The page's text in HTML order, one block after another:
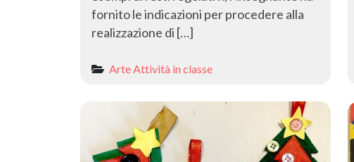
fornito le indicazioni per procedere alla
realizzazione di […]
Arte Attività in classe